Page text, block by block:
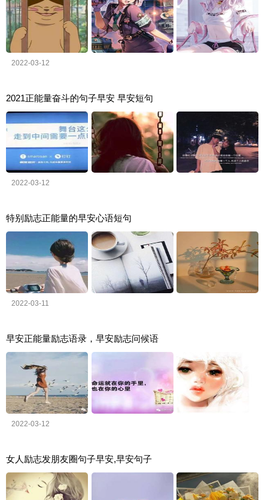
2022-03-12
2021正能量奋斗的句子早安 早安短句
2022-03-12
特别励志正能量的早安心语短句
2022-03-11
早安正能量励志语录，早安励志问候语
2022-03-12
女人励志发朋友圈句子早安,早安句子